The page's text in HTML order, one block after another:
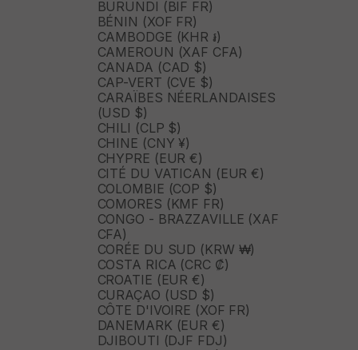
BURUNDI (BIF FR)
BÉNIN (XOF FR)
CAMBODGE (KHR ៛)
CAMEROUN (XAF CFA)
CANADA (CAD $)
CAP-VERT (CVE $)
CARAÏBES NÉERLANDAISES
(USD $)
CHILI (CLP $)
CHINE (CNY ¥)
CHYPRE (EUR €)
CITÉ DU VATICAN (EUR €)
COLOMBIE (COP $)
COMORES (KMF FR)
CONGO - BRAZZAVILLE (XAF
CFA)
CORÉE DU SUD (KRW ₩)
COSTA RICA (CRC ₡)
CROATIE (EUR €)
CURAÇAO (USD $)
CÔTE D'IVOIRE (XOF FR)
DANEMARK (EUR €)
DJIBOUTI (DJF FDJ)